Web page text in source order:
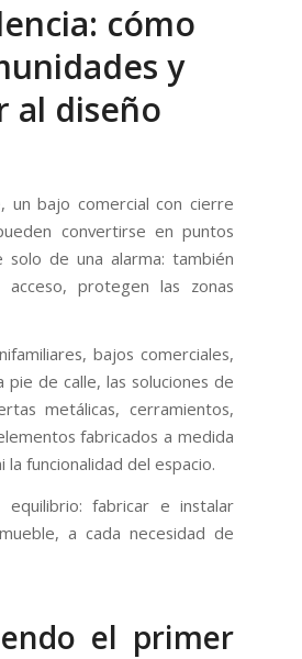
cómo
y
al diseño
un bajo comercial con cierre
convertirse en puntos
solo de una alarma: también
protegen las zonas
bajos comerciales,
pie de calle, las soluciones de
metálicas, cerramientos,
fabricados a medida
funcionalidad del espacio.
fabricar e instalar
a cada necesidad de
el primer